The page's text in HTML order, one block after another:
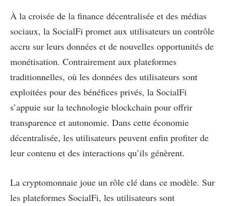
À la croisée de la finance décentralisée et des médias
sociaux, la SocialFi promet aux utilisateurs un contrôle
accru sur leurs données et de nouvelles opportunités de
monétisation. Contrairement aux plateformes
traditionnelles, où les données des utilisateurs sont
exploitées pour des bénéfices privés, la SocialFi
s’appuie sur la technologie blockchain pour offrir
transparence et autonomie. Dans cette économie
décentralisée, les utilisateurs peuvent enfin profiter de
leur contenu et des interactions qu’ils génèrent.
La cryptomonnaie joue un rôle clé dans ce modèle. Sur
les plateformes SocialFi, les utilisateurs sont